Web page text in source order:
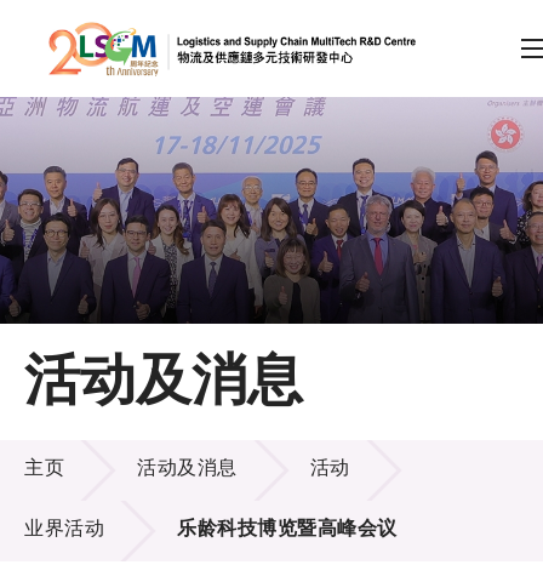
跳到内容（按回车键）
会员登录
A A EN 繁 简
主页
关于LSCM
技术商品化
项目及资助计划
活动及消息
活动及消息
活动及消息
主页 活动及消息 活动
业界活动 乐龄科技博览暨高峰会议